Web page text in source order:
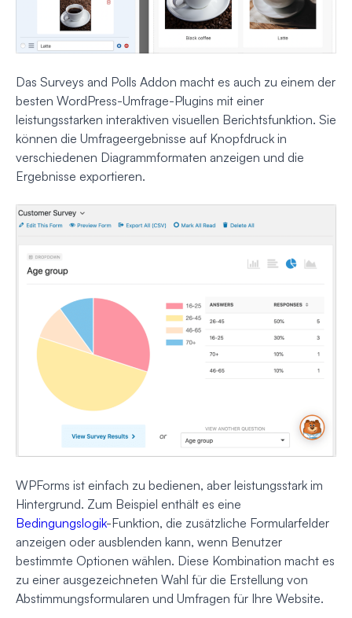
Das Surveys and Polls Addon macht es auch zu einem der
besten WordPress-Umfrage-Plugins mit einer
leistungsstarken interaktiven visuellen Berichtsfunktion. Sie
können die Umfrageergebnisse auf Knopfdruck in
verschiedenen Diagrammformaten anzeigen und die
Ergebnisse exportieren.
WPForms ist einfach zu bedienen, aber leistungsstark im
Hintergrund. Zum Beispiel enthält es eine
Bedingungslogik-Funktion, die zusätzliche Formularfelder
anzeigen oder ausblenden kann, wenn Benutzer
bestimmte Optionen wählen. Diese Kombination macht es
zu einer ausgezeichneten Wahl für die Erstellung von
Abstimmungsformularen und Umfragen für Ihre Website.